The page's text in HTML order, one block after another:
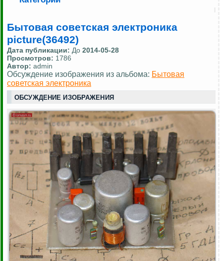
Бытовая советская электроника
picture(36492)
Дата публикации: До 2014-05-28
Просмотров: 1786
Автор: admin
Обсуждение изображения из альбома: Бытовая
советская электроника
ОБСУЖДЕНИЕ ИЗОБРАЖЕНИЯ